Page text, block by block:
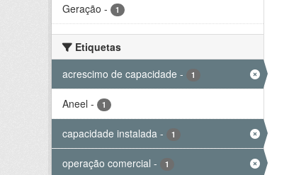
Geração - 1
Etiquetas
acrescimo de capacidade - 1
Aneel - 1
capacidade instalada - 1
operação comercial - 1